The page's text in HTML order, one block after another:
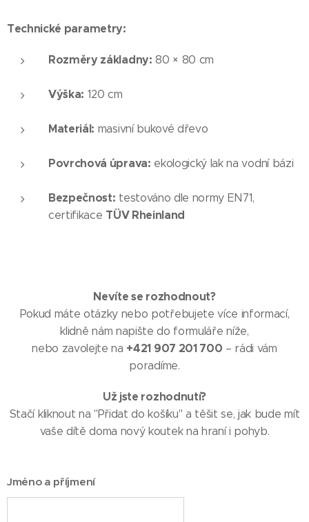
Technické parametry:
Rozměry základny: 80 × 80 cm
Výška: 120 cm
Materiál: masivní bukové dřevo
Povrchová úprava: ekologický lak na vodní bázi
Bezpečnost: testováno dle normy EN71,
certifikace TÜV Rheinland
Nevíte se rozhodnout?
Pokud máte otázky nebo potřebujete více informací,
klidně nám napište do formuláře níže,
nebo zavolejte na +421 907 201 700 – rádi vám
poradíme.
Už jste rozhodnutí?
Stačí kliknout na "Přidat do košíku" a těšit se, jak bude mít
vaše dítě doma nový koutek na hraní i pohyb.
Jméno a příjmení